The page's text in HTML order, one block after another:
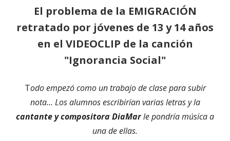
El problema de la EMIGRACIÓN
retratado por jóvenes de 13 y 14 años
en el VIDEOCLIP de la canción
"Ignorancia Social"
Todo empezó como un trabajo de clase para subir
nota... Los alumnos escribirían varias letras y la
cantante y compositora DiaMarle pondría música a
una de ellas.